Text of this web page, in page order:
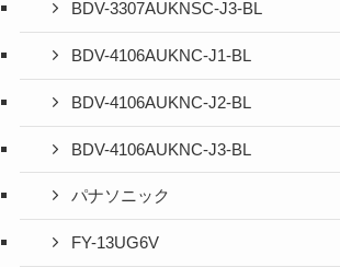
BDV-3307AUKNSC-J3-BL
BDV-4106AUKNC-J1-BL
BDV-4106AUKNC-J2-BL
BDV-4106AUKNC-J3-BL
パナソニック
FY-13UG6V